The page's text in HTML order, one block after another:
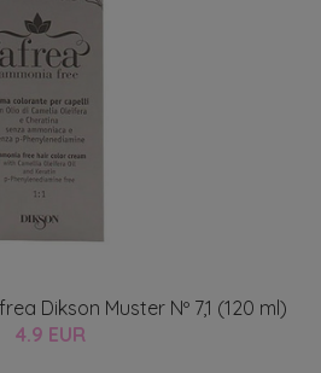
Dikson Muster Nº 7,1 (120 ml)
4.9 EUR